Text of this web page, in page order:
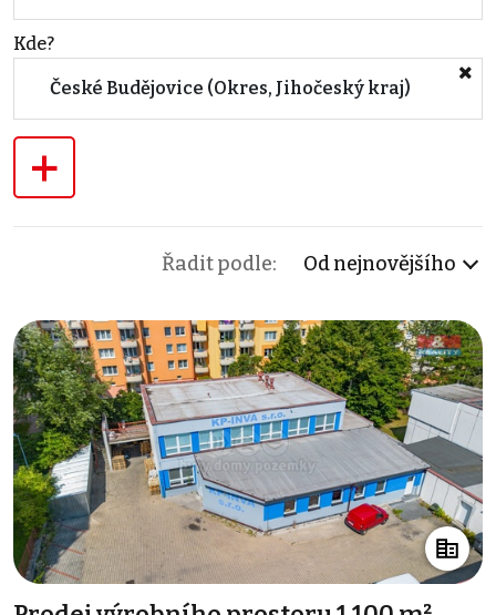
Kde?
České Budějovice (Okres, Jihočeský kraj)
+
Řadit podle: Od nejnovějšího